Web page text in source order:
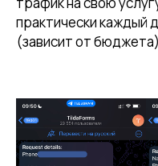
практически каждый
(зависит от